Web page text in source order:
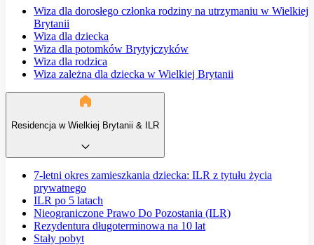
Wiza dla dorosłego członka rodziny na utrzymaniu w Wielkiej
Brytanii
Wiza dla dziecka
Wiza dla potomków Brytyjczyków
Wiza dla rodzica
Wiza zależna dla dziecka w Wielkiej Brytanii
Residencja w Wielkiej Brytanii & ILR
7-letni okres zamieszkania dziecka: ILR z tytułu życia
prywatnego
ILR po 5 latach
Nieograniczone Prawo Do Pozostania (ILR)
Rezydentura długoterminowa na 10 lat
Stały pobyt